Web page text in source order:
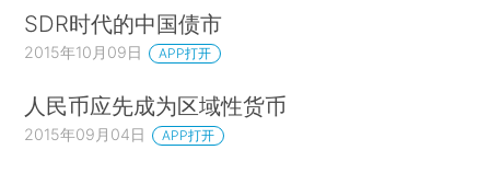
SDR时代的中国债市
2015年10月09日 APP打开
人民币应先成为区域性货币
2015年09月04日 APP打开